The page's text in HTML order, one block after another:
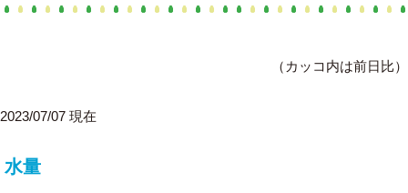
（カッコ内は前日比）
2023/07/07 現在
水量